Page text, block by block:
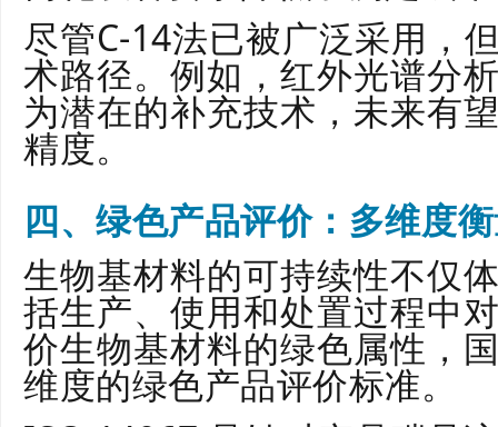
尽管C-14法已被广泛采用，
术路径。例如，红外光谱分
为潜在的补充技术，未来有
精度。
四、绿色产品评价：多维度
生物基材料的可持续性不仅
括生产、使用和处置过程中
价生物基材料的绿色属性，
维度的绿色产品评价标准。